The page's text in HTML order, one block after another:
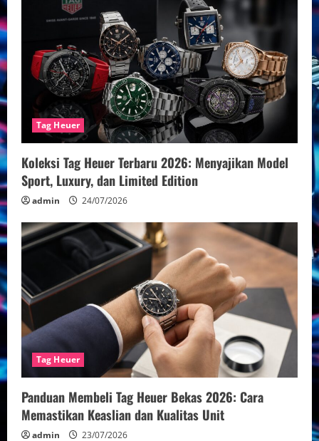
Tag Heuer
Koleksi Tag Heuer Terbaru 2026: Menyajikan Model
Sport, Luxury, dan Limited Edition
admin 24/07/2026
Tag Heuer
Panduan Membeli Tag Heuer Bekas 2026: Cara
Memastikan Keaslian dan Kualitas Unit
admin 23/07/2026